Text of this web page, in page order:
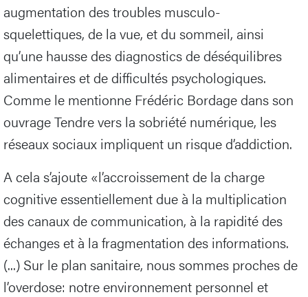
augmentation des troubles musculo-
squelettiques, de la vue, et du sommeil, ainsi
qu’une hausse des diagnostics de déséquilibres
alimentaires et de difficultés psychologiques.
Comme le mentionne Frédéric Bordage dans son
ouvrage Tendre vers la sobriété numérique, les
réseaux sociaux impliquent un risque d’addiction.
A cela s’ajoute «l’accroissement de la charge
cognitive essentiellement due à la multiplication
des canaux de communication, à la rapidité des
échanges et à la fragmentation des informations.
(...) Sur le plan sanitaire, nous sommes proches de
l’overdose: notre environnement personnel et